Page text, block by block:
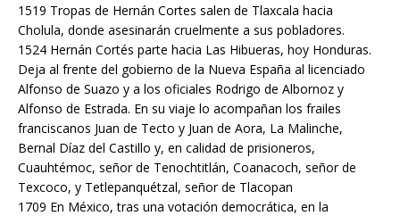
1519 Tropas de Hernán Cortes salen de Tlaxcala hacia
Cholula, donde asesinarán cruelmente a sus pobladores.
1524 Hernán Cortés parte hacia Las Hibueras, hoy Honduras.
Deja al frente del gobierno de la Nueva España al licenciado
Alfonso de Suazo y a los oficiales Rodrigo de Albornoz y
Alfonso de Estrada. En su viaje lo acompañan los frailes
franciscanos Juan de Tecto y Juan de Aora, La Malinche,
Bernal Díaz del Castillo y, en calidad de prisioneros,
Cuauhtémoc, señor de Tenochtitlán, Coanacoch, señor de
Texcoco, y Tetlepanquétzal, señor de Tlacopan
1709 En México, tras una votación democrática, en la